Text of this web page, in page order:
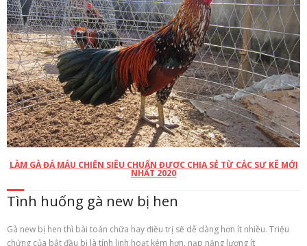
LÀM GÀ ĐÁ MÁU CHIẾN SIÊU CHUẨN ĐƯỢC CHIA SẺ TỪ CÁC SƯ KÊ MỚI
NHẤT 2020
Tình huống gà new bị hen
Gà new bị hen thì bài toán chữa hay điều trị sẽ dễ dàng hơn ít nhiều. Triệu
chứng của bắt đầu bị là tính linh hoạt kém hơn, nạp năng lượng ít